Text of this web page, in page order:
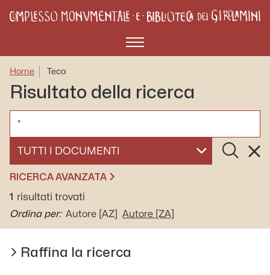
Menù
Home Teca
Risultato della ricerca
SELEZIONA UN DOCUMENTO
Cerca
RICERCA AVANZATA
1 risultati trovati
Ordina per: Autore [AZ] Autore [ZA]
Raffina la ricerca